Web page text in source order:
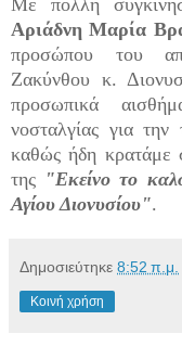
Με πολλή
Αριάδνη Μαρία
προσώπου του
Ζακύνθου κ.
προσωπικά
νοσταλγίας για
καθώς ήδη κρατάμε
της "Εκείνο το
Αγίου Διονυσίου".
Δημοσιεύτηκε 8:52 π.μ.
Κοινή χρήση